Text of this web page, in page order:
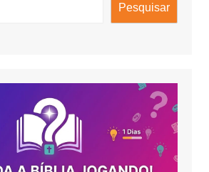
Pesquisar